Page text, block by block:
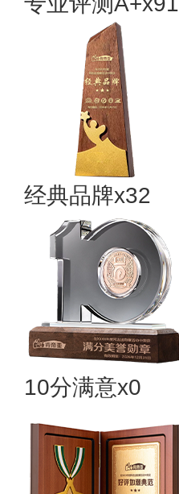
经典品牌x32
10分满意x0